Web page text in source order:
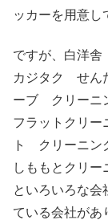
ッカーを用意し
ですが、白洋
カジタク せん
ーブ クリーニ
フラットクリ
ト クリーニ
しももとクリ
といろいろな会
ている会社があ